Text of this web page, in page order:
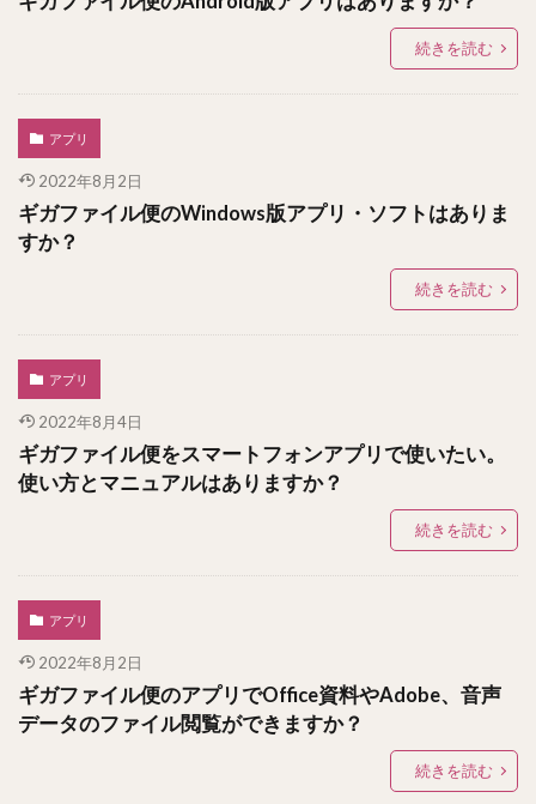
続きを読む
アプリ
2022年8月2日
ギガファイル便のWindows版アプリ・ソフトはありま
すか？
続きを読む
アプリ
2022年8月4日
ギガファイル便をスマートフォンアプリで使いたい。
使い方とマニュアルはありますか？
続きを読む
アプリ
2022年8月2日
ギガファイル便のアプリでOffice資料やAdobe、音声
データのファイル閲覧ができますか？
続きを読む